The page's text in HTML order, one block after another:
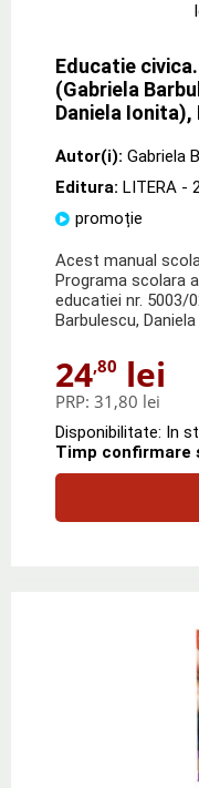
Educatie
(Gabriela
Daniela Ionita),
Autor(i): Gabriela
Editura: LITERA -
promoție
Acest manual
Programa scolara
educatiei nr. 5003/
Barbulescu,
24,80 lei
PRP: 31,80 lei
Disponibilitate: In
Timp confirmare